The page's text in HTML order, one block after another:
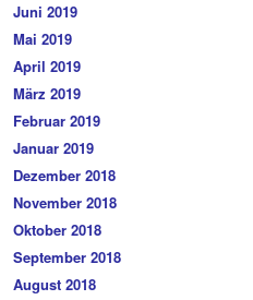
Juni 2019
Mai 2019
April 2019
März 2019
Februar 2019
Januar 2019
Dezember 2018
November 2018
Oktober 2018
September 2018
August 2018